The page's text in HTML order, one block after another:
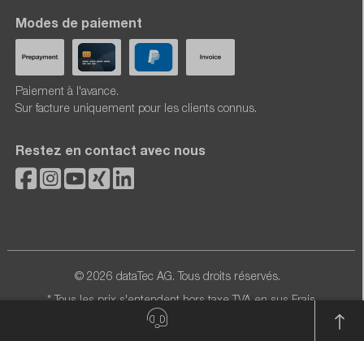
Modes de paiement
Paiement à l'avance.
Sur facture uniquement pour les clients connus.
Restez en contact avec nous
© 2026 dataTec AG. Tous droits réservés.
* Tous les prix s'entendent hors taxe TVA en susFrais
et, le cas échéant, frais de contre-